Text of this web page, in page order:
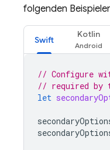
folgenden
Swift
Kotlin
// Configure
// required by
let